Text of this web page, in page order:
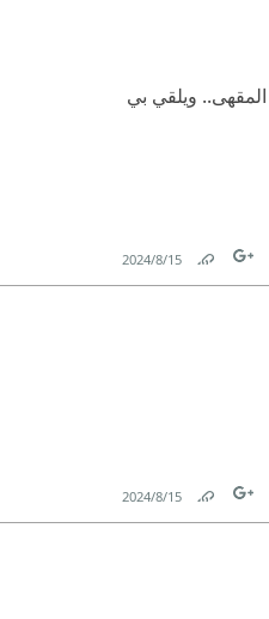
ويلقي بي
Link
15‏/8‏/2024
Link
15‏/8‏/2024